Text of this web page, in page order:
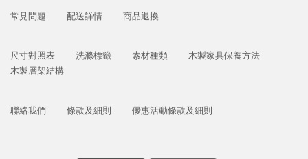
常見問題 配送詳情 商品退換
尺寸對照表 洗滌標籤 素材種類
木製家具保養方法
木製層架結構
聯絡我們 條款及細則 優惠活動條款及細則